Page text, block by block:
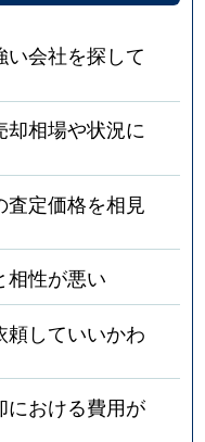
会社を探して
却相場や状況に
査定価格を相見
相性が悪い
頼していいかわ
における費用が